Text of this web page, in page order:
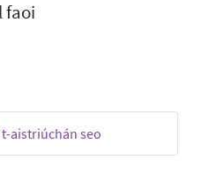
faoi
aistriúchán seo